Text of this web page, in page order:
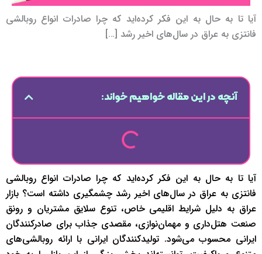
آیا تا به حال به این فکر کرده‌اید که چرا صادرات انواع روبالشی
فانتزی به عراق در سال‌های اخیر رشد […]
آنچه در این مقاله خواهیم خواند:
آیا تا به حال به این فکر کرده‌اید که چرا صادرات انواع روبالشی
فانتزی به عراق در سال‌های اخیر رشد چشمگیری داشته است؟ بازار
عراق به دلیل شرایط اقلیمی خاص، تنوع سلایق مشتریان و رونق
صنعت هتل‌داری و مهمان‌نوازی، مقصدی جذاب برای صادرکنندگان
ایرانی محسوب می‌شود. تولیدکنندگان ایرانی با ارائه روبالشی‌های